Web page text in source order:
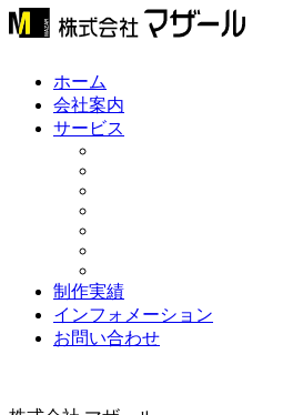
ホーム
会社案内
サービス
制作実績
インフォメーション
お問い合わせ